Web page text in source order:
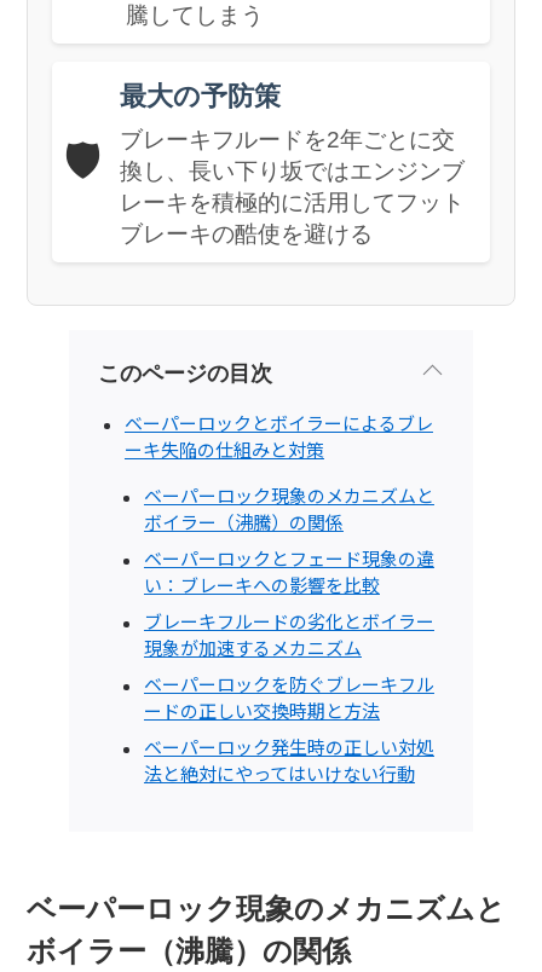
騰してしまう
🛡️
最大の予防策
ブレーキフルードを2年ごとに交
換し、長い下り坂ではエンジンブ
レーキを積極的に活用してフット
ブレーキの酷使を避ける
このページの目次
ベーパーロックとボイラーによるブレ
ーキ失陥の仕組みと対策
ベーパーロック現象のメカニズムと
ボイラー（沸騰）の関係
ベーパーロックとフェード現象の違
い：ブレーキへの影響を比較
ブレーキフルードの劣化とボイラー
現象が加速するメカニズム
ベーパーロックを防ぐブレーキフル
ードの正しい交換時期と方法
ベーパーロック発生時の正しい対処
法と絶対にやってはいけない行動
ベーパーロック現象のメカニズムと
ボイラー（沸騰）の関係